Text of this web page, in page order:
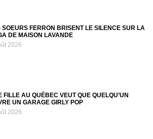
SOEURS FERRON BRISENT LE SILENCE SUR LA
DE MAISON LAVANDE
2026
FILLE AU QUÉBEC VEUT QUE QUELQU’UN
UN GARAGE GIRLY POP
2026